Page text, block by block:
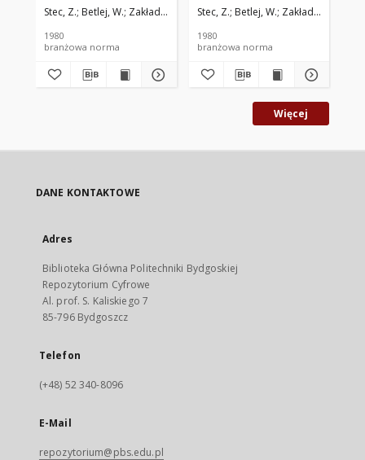
redukcyjna BN-80/8864-
53.06
Stec, Z. Betlej, W. Zakłady Metali Lekkich KĘTY w Kętach. Oprac.
1980
branżowa norma
Wymagania i badania
BN-80/8864-53.00
Stec, Z. Betlej, W. Zakłady Metali
1980
branżowa norma
Więcej
DANE KONTAKTOWE
Adres
Biblioteka Główna Politechniki Bydgoskiej
Repozytorium Cyfrowe
Al. prof. S. Kaliskiego 7
85-796 Bydgoszcz
Telefon
(+48) 52 340-8096
E-Mail
repozytorium@pbs.edu.pl